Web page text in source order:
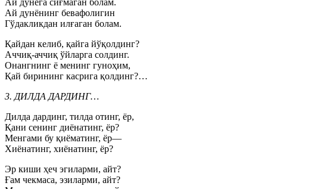
Ай дунёга сиғмаган болам.
Ай дунёнинг бевафолигин
Гўдакликдан илғаган болам.
Қайдан келиб, қайга йўқолдинг?
Аччиқ-аччиқ ўйларга солдинг.
Онангнинг ё менинг гуноҳим,
Қай бирининг касрига қолдинг?…
3. ДИЛДА ДАРДИНГ…
Дилда дардинг, тилда отинг, ёр,
Қани сенинг диёнатинг, ёр?
Менгами бу қиёматинг, ёр—
Хиёнатинг, хиёнатинг, ёр?
Эр киши ҳеч эгиларми, айт?
Ғам чекмаса, эзиларми, айт?